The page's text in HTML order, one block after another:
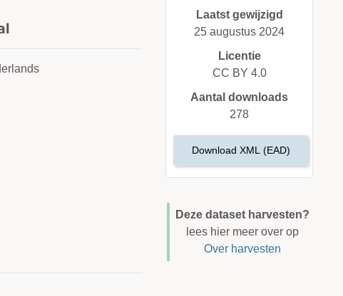
Laatst gewijzigd
25 augustus 2024
Licentie
CC BY 4.0
Aantal downloads
278
Download XML (EAD)
Deze dataset harvesten?
lees hier meer over op
Over harvesten